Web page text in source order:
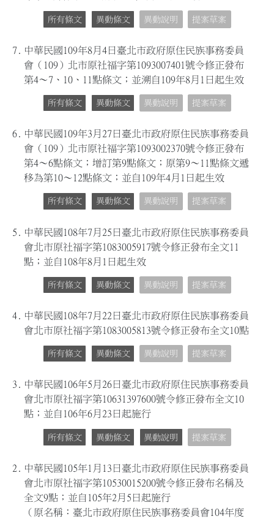
所有條文 異動條文 異動說明 提案草案
7.
中華民國109年8月4日臺北市政府原住民族事務委員
會（109）北市原社福字第1093007401號令修正發布
第4～7、10、11點條文；並溯自109年8月1日起生效
所有條文 異動條文 異動說明 提案草案
6. 中華民國109年3月27日臺北市政府原住民族事務委員
會（109）北市原社福字第1093002370號令修正發布
第4～6點條文；增訂第9點條文；原第9～11點條文遞
移為第10～12點條文；並自109年4月1日起生效
所有條文 異動條文 異動說明 提案草案
5.
中華民國108年7月25日臺北市政府原住民族事務委員
會北市原社福字第1083005917號令修正發布全文11
點；並自108年8月1日起生效
所有條文 異動條文 異動說明 提案草案
4.
中華民國108年7月22日臺北市政府原住民族事務委員
會北市原社福字第1083005813號令修正發布全文10點
所有條文 異動條文 異動說明 提案草案
3. 中華民國106年5月26日臺北市政府原住民族事務委員
會北市原社福字第10631397600號令修正發布全文10
點；並自106年6月23日起施行
所有條文 異動條文 異動說明 提案草案
2.
中華民國105年1月13日臺北市政府原住民族事務委員
會北市原社福字第10530015200號令修正發布名稱及
全文9點；並自105年2月5日起施行
（原名稱：臺北市政府原住民族事務委員會104年度